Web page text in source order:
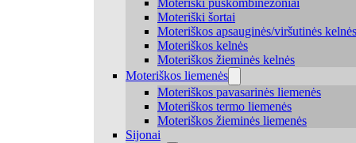
Moteriški puskombinezoniai
Moteriški šortai
Moteriškos apsauginės/viršutinės kelnės
Moteriškos kelnės
Moteriškos žieminės kelnės
Moteriškos liemenės
Moteriškos pavasarinės liemenės
Moteriškos termo liemenės
Moteriškos žieminės liemenės
Sijonai